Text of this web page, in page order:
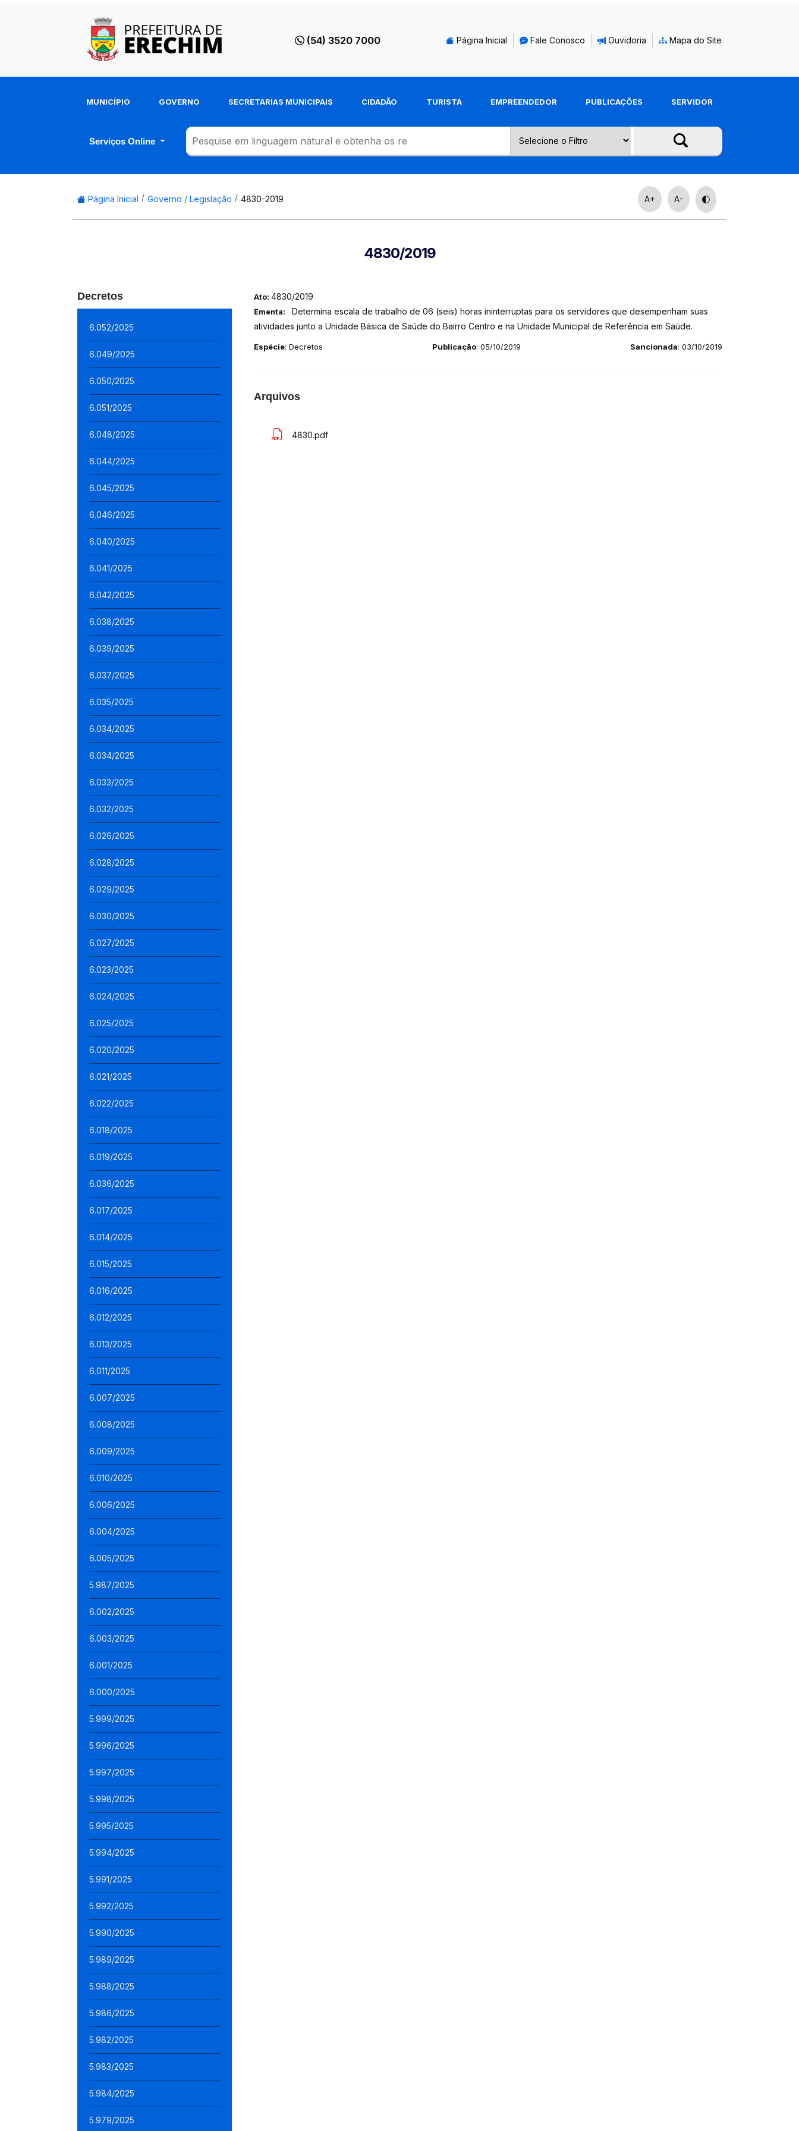
(54) 3520 7000 Página Inicial Fale Conosco Ouvidoria Mapa do Site
MUNICÍPIO GOVERNO SECRETARIAS MUNICIPAIS CIDADÃO TURISTA EMPREENDEDOR PUBLICAÇÕES SERVIDOR
Serviços Online
Página Inicial Governo / Legislação 4830-2019 A+ A-
4830/2019
Decretos
6.052/2025
6.049/2025
6.050/2025
6.051/2025
6.048/2025
6.044/2025
6.045/2025
6.046/2025
6.040/2025
6.041/2025
6.042/2025
6.038/2025
6.039/2025
6.037/2025
6.035/2025
6.034/2025
6.034/2025
6.033/2025
6.032/2025
6.026/2025
6.028/2025
6.029/2025
6.030/2025
6.027/2025
6.023/2025
6.024/2025
6.025/2025
6.020/2025
6.021/2025
6.022/2025
6.018/2025
6.019/2025
6.036/2025
6.017/2025
6.014/2025
6.015/2025
6.016/2025
6.012/2025
6.013/2025
6.011/2025
6.007/2025
6.008/2025
6.009/2025
6.010/2025
6.006/2025
6.004/2025
6.005/2025
5.987/2025
6.002/2025
6.003/2025
6.001/2025
6.000/2025
5.999/2025
5.996/2025
5.997/2025
5.998/2025
5.995/2025
5.994/2025
5.991/2025
5.992/2025
5.990/2025
5.989/2025
5.988/2025
5.986/2025
5.982/2025
5.983/2025
5.984/2025
5.979/2025
Ato: 4830/2019
Ementa:
Determina escala de trabalho de 06 (seis) horas ininterruptas para os servidores que desempenham suas
atividades junto a Unidade Básica de Saúde do Bairro Centro e na Unidade Municipal de Referência em Saúde.
Espécie: Decretos Publicação: 05/10/2019 Sancionada: 03/10/2019
Arquivos
4830.pdf